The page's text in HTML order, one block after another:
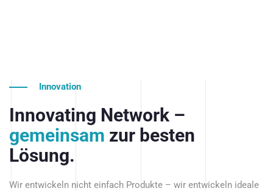
Innovation
Innovating Network –
gemeinsam zur besten
Lösung.
Wir entwickeln nicht einfach Produkte – wir entwickeln ideale